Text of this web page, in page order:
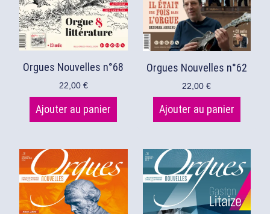
Orgues Nouvelles n°68
22,00 €
Ajouter au panier
Orgues Nouvelles n°62
22,00€
Ajouter au panier